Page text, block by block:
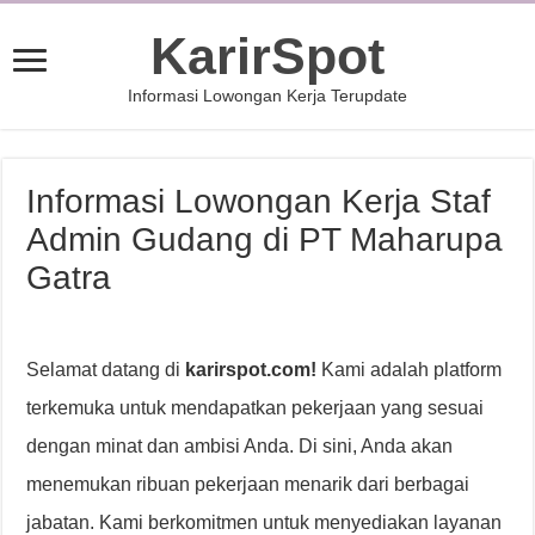
KarirSpot
Informasi Lowongan Kerja Terupdate
Informasi Lowongan Kerja Staf
Admin Gudang di PT Maharupa
Gatra
Selamat datang di karirspot.com! Kami adalah platform
terkemuka untuk mendapatkan pekerjaan yang sesuai
dengan minat dan ambisi Anda. Di sini, Anda akan
menemukan ribuan pekerjaan menarik dari berbagai
jabatan. Kami berkomitmen untuk menyediakan layanan